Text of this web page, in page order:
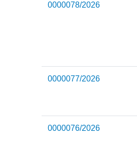
0000078/2026
0000077/2026
0000076/2026